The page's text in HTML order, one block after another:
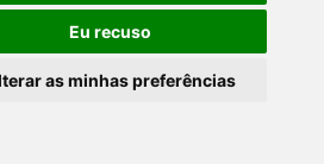
Eu recuso
as minhas preferências
Contabilidade| Desenvolvido